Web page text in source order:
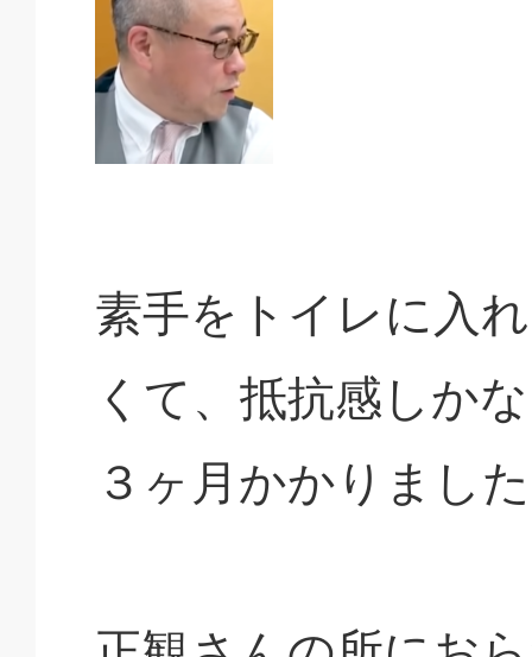
素手をトイレに入
くて、抵抗感しか
３ヶ月かかりまし